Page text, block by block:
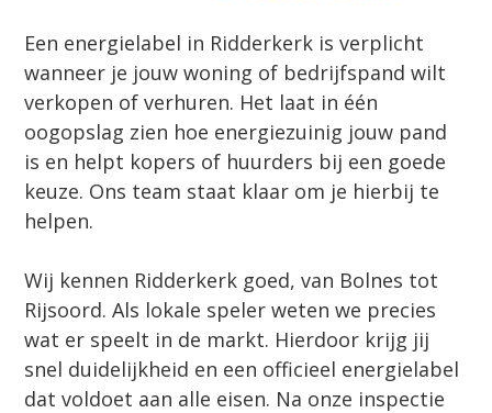
Een energielabel in Ridderkerk is verplicht
wanneer je jouw woning of bedrijfspand wilt
verkopen of verhuren. Het laat in één
oogopslag zien hoe energiezuinig jouw pand
is en helpt kopers of huurders bij een goede
keuze. Ons team staat klaar om je hierbij te
helpen.
Wij kennen Ridderkerk goed, van Bolnes tot
Rijsoord. Als lokale speler weten we precies
wat er speelt in de markt. Hierdoor krijg jij
snel duidelijkheid en een officieel energielabel
dat voldoet aan alle eisen. Na onze inspectie